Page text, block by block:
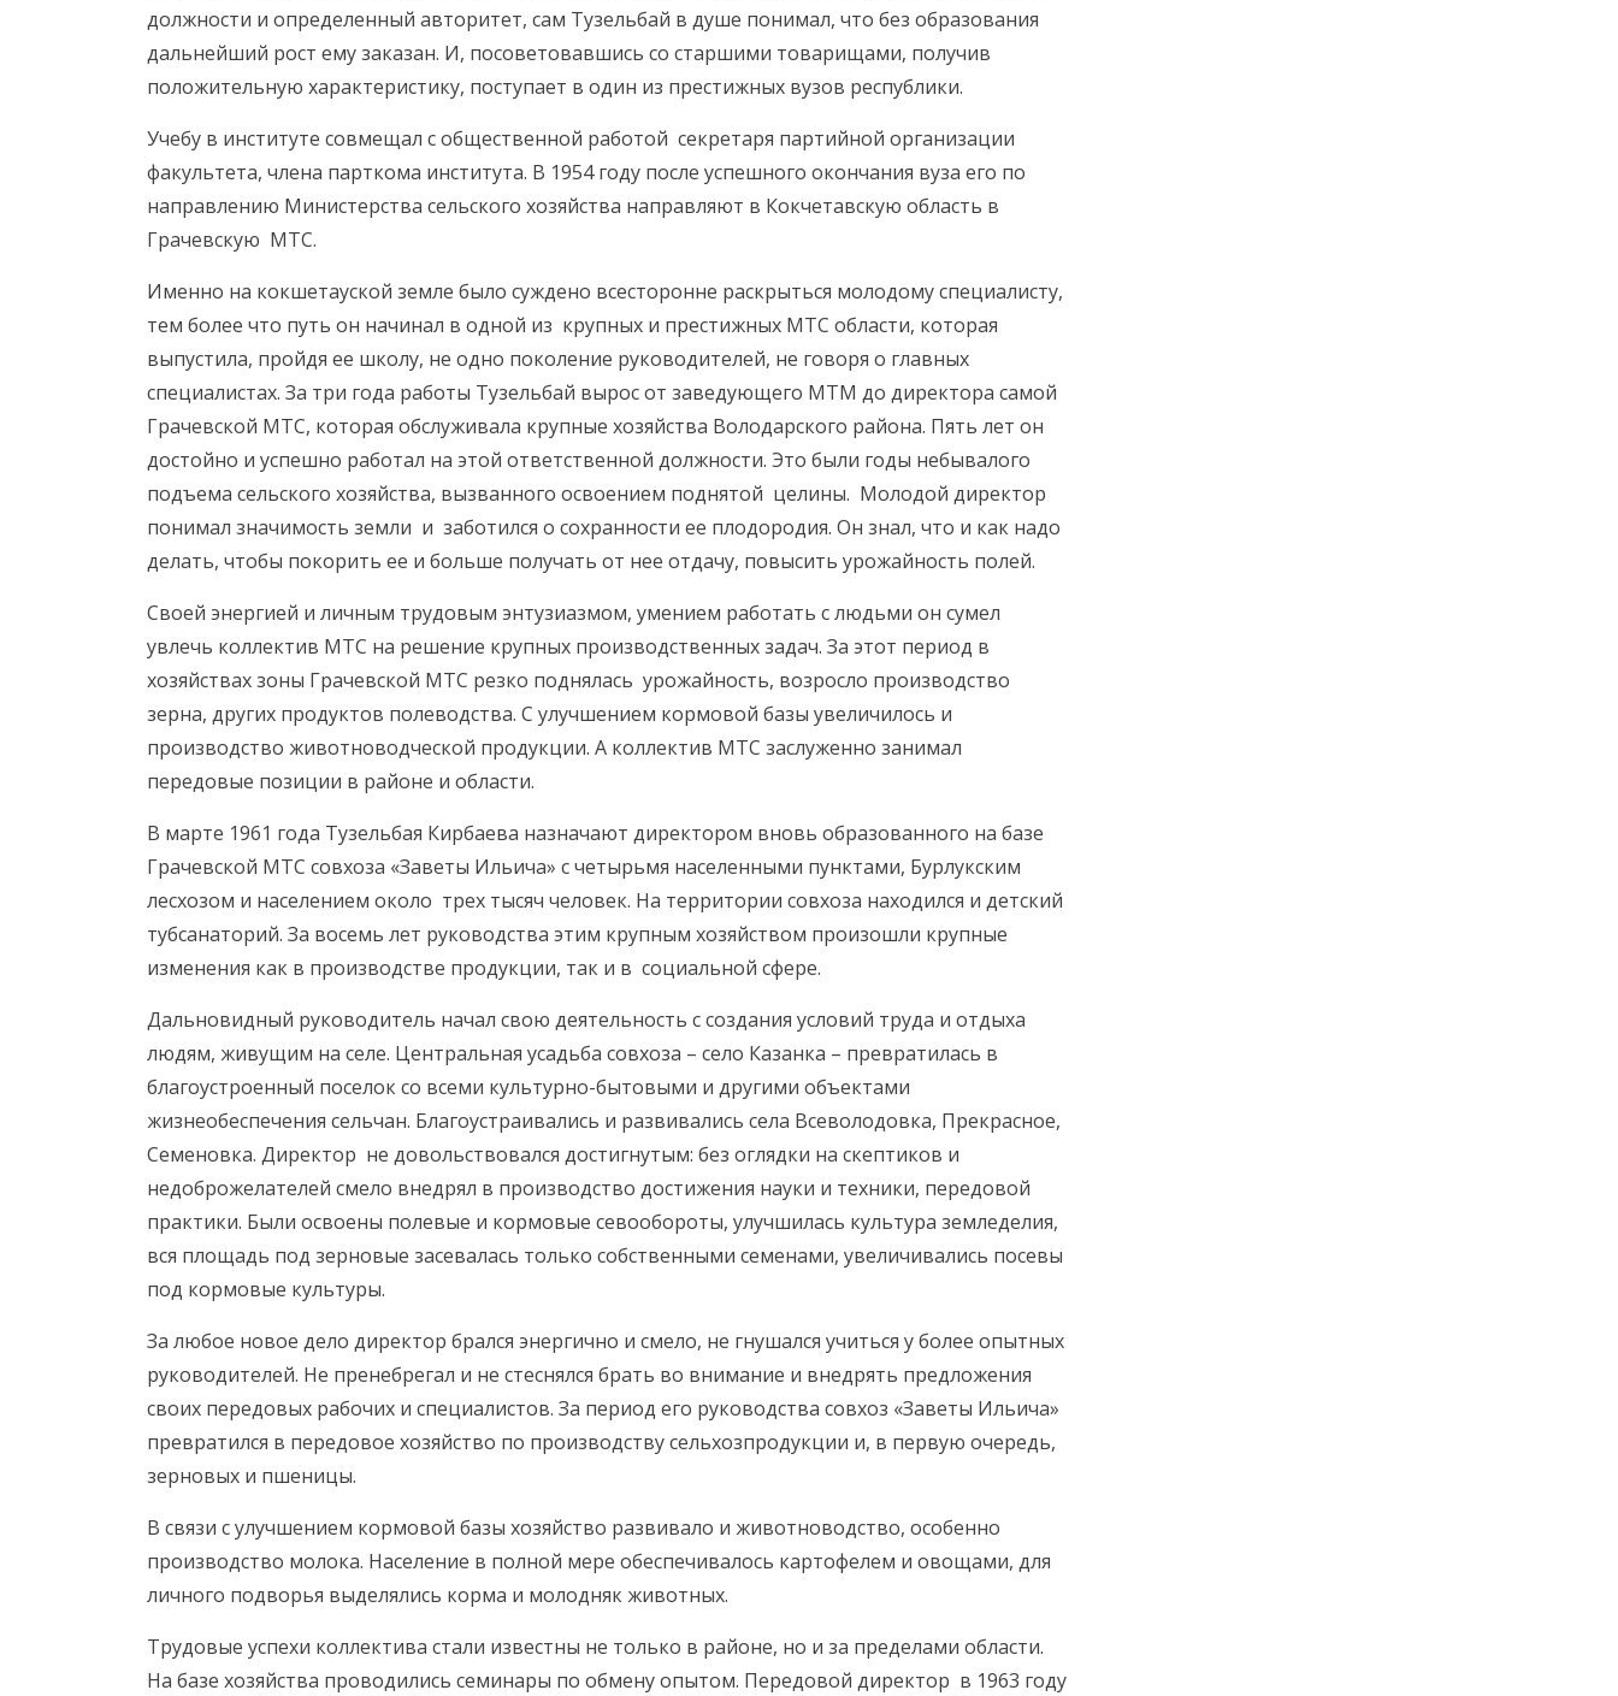
должности и определенный авторитет, сам Тузельбай в душе понимал, что без образования
дальнейший рост ему заказан. И, посоветовавшись со старшими товарищами, получив
положительную характеристику, поступает в один из престижных вузов республики.
Учебу в институте совмещал с общественной работой секретаря партийной организации
факультета, члена парткома института. В 1954 году после успешного окончания вуза его по
направлению Министерства сельского хозяйства направляют в Кокчетавскую область в
Грачевскую МТС.
Именно на кокшетауской земле было суждено всесторонне раскрыться молодому специалисту,
тем более что путь он начинал в одной из крупных и престижных МТС области, которая
выпустила, пройдя ее школу, не одно поколение руководителей, не говоря о главных
специалистах. За три года работы Тузельбай вырос от заведующего МТМ до директора самой
Грачевской МТС, которая обслуживала крупные хозяйства Володарского района. Пять лет он
достойно и успешно работал на этой ответственной должности. Это были годы небывалого
подъема сельского хозяйства, вызванного освоением поднятой целины. Молодой директор
понимал значимость земли и заботился о сохранности ее плодородия. Он знал, что и как надо
делать, чтобы покорить ее и больше получать от нее отдачу, повысить урожайность полей.
Своей энергией и личным трудовым энтузиазмом, умением работать с людьми он сумел
увлечь коллектив МТС на решение крупных производственных задач. За этот период в
хозяйствах зоны Грачевской МТС резко поднялась урожайность, возросло производство
зерна, других продуктов полеводства. С улучшением кормовой базы увеличилось и
производство животноводческой продукции. А коллектив МТС заслуженно занимал
передовые позиции в районе и области.
В марте 1961 года Тузельбая Кирбаева назначают директором вновь образованного на базе
Грачевской МТС совхоза «Заветы Ильича» с четырьмя населенными пунктами, Бурлукским
лесхозом и населением около трех тысяч человек. На территории совхоза находился и детский
тубсанаторий. За восемь лет руководства этим крупным хозяйством произошли крупные
изменения как в производстве продукции, так и в социальной сфере.
Дальновидный руководитель начал свою деятельность с создания условий труда и отдыха
людям, живущим на селе. Центральная усадьба совхоза – село Казанка – превратилась в
благоустроенный поселок со всеми культурно-бытовыми и другими объектами
жизнеобеспечения сельчан. Благоустраивались и развивались села Всеволодовка, Прекрасное,
Семеновка. Директор не довольствовался достигнутым: без оглядки на скептиков и
недоброжелателей смело внедрял в производство достижения науки и техники, передовой
практики. Были освоены полевые и кормовые севообороты, улучшилась культура земледелия,
вся площадь под зерновые засевалась только собственными семенами, увеличивались посевы
под кормовые культуры.
За любое новое дело директор брался энергично и смело, не гнушался учиться у более опытных
руководителей. Не пренебрегал и не стеснялся брать во внимание и внедрять предложения
своих передовых рабочих и специалистов. За период его руководства совхоз «Заветы Ильича»
превратился в передовое хозяйство по производству сельхозпродукции и, в первую очередь,
зерновых и пшеницы.
В связи с улучшением кормовой базы хозяйство развивало и животноводство, особенно
производство молока. Население в полной мере обеспечивалось картофелем и овощами, для
личного подворья выделялись корма и молодняк животных.
Трудовые успехи коллектива стали известны не только в районе, но и за пределами области.
На базе хозяйства проводились семинары по обмену опытом. Передовой директор в 1963 году